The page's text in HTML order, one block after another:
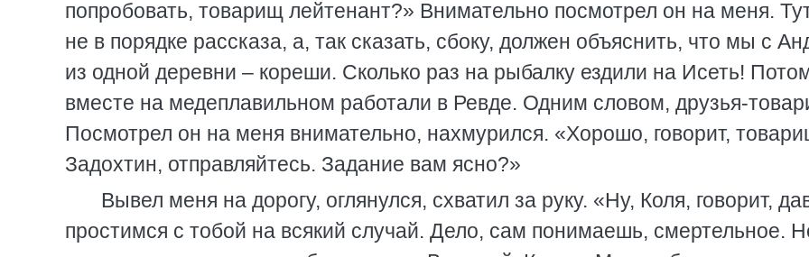
попробовать, товарищ лейтенант?» Внимательно посмотрел он на меня.
не в порядке рассказа, а, так сказать, сбоку, должен объяснить, что мы с
из одной деревни – кореши. Сколько раз на рыбалку ездили на Исеть!
вместе на медеплавильном работали в Ревде. Одним словом, друзья-
Посмотрел он на меня внимательно, нахмурился. «Хорошо, говорит,
Задохтин, отправляйтесь. Задание вам ясно?»
Вывел меня на дорогу, оглянулся, схватил за руку. «Ну, Коля, говорит,
простимся с тобой на всякий случай. Дело, сам понимаешь, смертельное.